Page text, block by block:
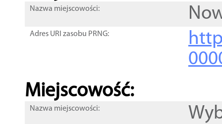
Nazwa miejscowości:
Adres URI zasobu PRNG:
Miejscowość:
Nazwa miejscowości: